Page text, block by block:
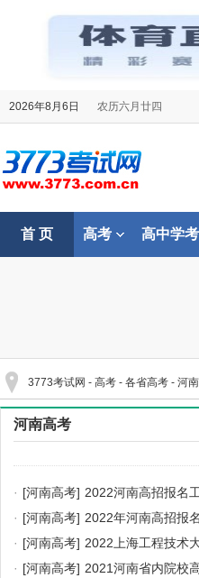
2026年8月6日 农历六月廿四
首 页 高考 高中学考
3773考试网 - 高考 - 各省高考 - 河
河南高考
· [河南高考] 2022河南高招报名
· [河南高考] 2022年河南高招报
· [河南高考] 2022上海工程技术
· [河南高考] 2021河南省内院校